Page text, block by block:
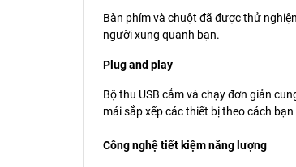
Bàn phím và chuột đã được thử
người xung quanh bạn.
Plug and play
Bộ thu USB cắm và chạy đơn giản
mái sắp xếp các thiết bị theo cách
Công nghệ tiết kiệm năng lượng